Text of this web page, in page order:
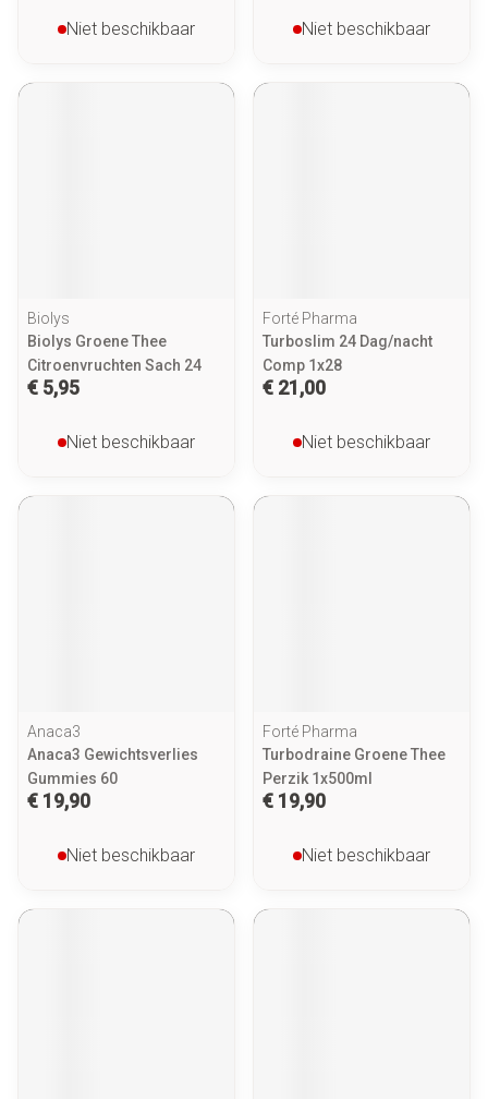
Niet beschikbaar Niet beschikbaar
Biolys
Biolys Groene Thee
Citroenvruchten Sach 24
€ 5,95
Niet beschikbaar
Forté Pharma
Turboslim 24 Dag/nacht
Comp 1x28
€ 21,00
Niet beschikbaar
Anaca3
Anaca3 Gewichtsverlies
Gummies 60
€ 19,90
Niet beschikbaar
Forté Pharma
Turbodraine Groene Thee
Perzik 1x500ml
€ 19,90
Niet beschikbaar